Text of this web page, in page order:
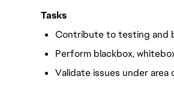
Tasks
Contribute to testing and
Perform blackbox,
Validate issues under